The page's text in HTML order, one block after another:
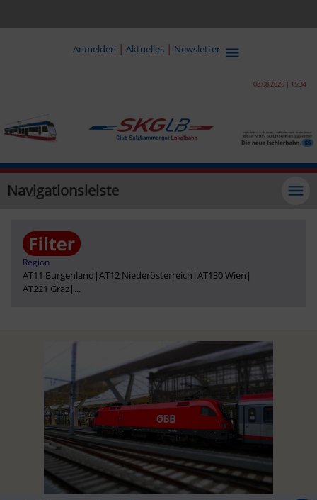
Anmelden | Aktuelles | Newsletter
08.08.2026 | 15:34
Navigationsleiste
Region
AT11 Burgenland |AT12 Niederösterreich |AT130 Wien |
AT221 Graz| ...